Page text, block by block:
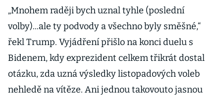
„Mnohem raději bych uznal tyhle (poslední
volby)...ale ty podvody a všechno byly směšné,“
řekl Trump. Vyjádření přišlo na konci duelu s
Bidenem, kdy exprezident celkem třikrát dostal
otázku, zda uzná výsledky listopadových voleb
nehledě na vítěze. Ani jednou takovouto jasnou